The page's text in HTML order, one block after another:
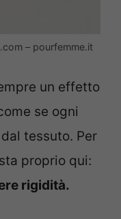
– pourfemme.it
un effetto
se ogni
tessuto. Per
proprio qui:
rigidità.